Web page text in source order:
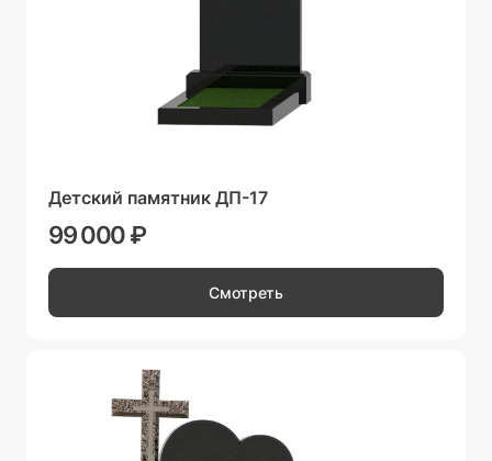
Детский памятник ДП-17
99 000 ₽
Смотреть